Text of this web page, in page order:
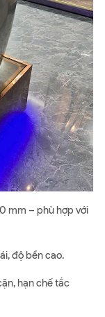
mm – phù hợp với
độ bền cao.
hạn chế tắc